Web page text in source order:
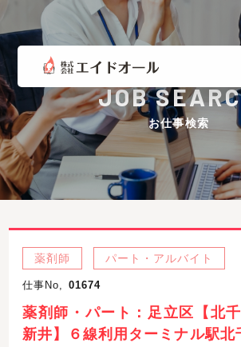
JOB
お仕事検索
薬剤師 パート・アルバイト
仕事No, 01674
薬剤師・パート：足立区【北
新井】６線利用ターミナル駅北